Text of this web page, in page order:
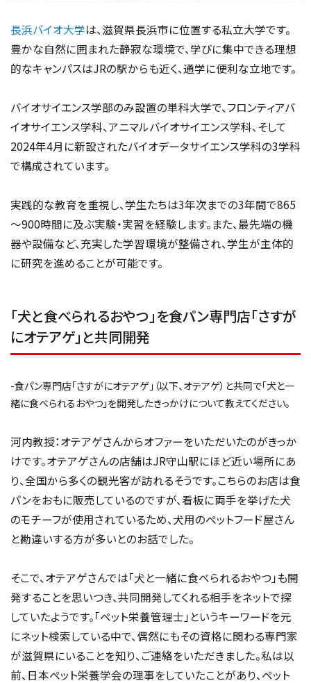
長浜バイオ大学は、滋賀県長浜市に位置する私立大学です。
豊かな自然に囲まれた静寂な環境で、学びに集中できる理想
的なキャンパスはJRの駅からも近く、通学に便利な立地です。
バイオサイエンス学部のみ設置の単科大学で、フロンティアバ
イオサイエンス学科、アニマルバイオサイエンス学科、そして
2024年4月に新設されたバイオデータサイエンス学科の3学科
で構成されています。
実践的な教育を重視し、学生たちは3年次までの3年間で865
～900時間に及ぶ実験・実習を経験します。また、最先端の機
器や設備など、充実した学習環境が整備され、学生が主体的
に研究を進めることが可能です。
「犬と食べられるおやつ」を食パン専門店「さすが
にオテアゲ」と共同開発
-食パン専門店「さすがにオテアゲ」（以下、オテアゲ）と共同で「犬と一
緒に食べられるおやつ」を開発したきっかけについて教えてください。
河内教授：オテアゲさんからオファーをいただいたのがきっか
けです。オテアゲさんの店舗はJR守山駅にほど近い場所にあ
り、全国から多くの観光客が訪れるそうです。こちらのお店は食
パンをおもに販売しているのですが、看板に両手を挙げた犬
のモチーフが使用されているため、犬用のペットフード屋さん
と勘違いする方が多いとのお話でした。
そこで、オテアゲさんでは「犬と一緒に食べられるおやつ」も開
発することを思いつき、共同開発してくれる相手をネットで探
していたようです。「ペット栄養管理士」というキーワードを元
にネット検索している中で、偶然にもその資格に関わる専門家
が滋賀県にいることを知り、ご連絡をいただきました。私は以
前、日本ペット栄養学会の理事をしていたことがあり、ペット